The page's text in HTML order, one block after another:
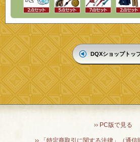
DQXショップトッ
›› PC版で見る
›› 「特定商取引に関する法律」（通